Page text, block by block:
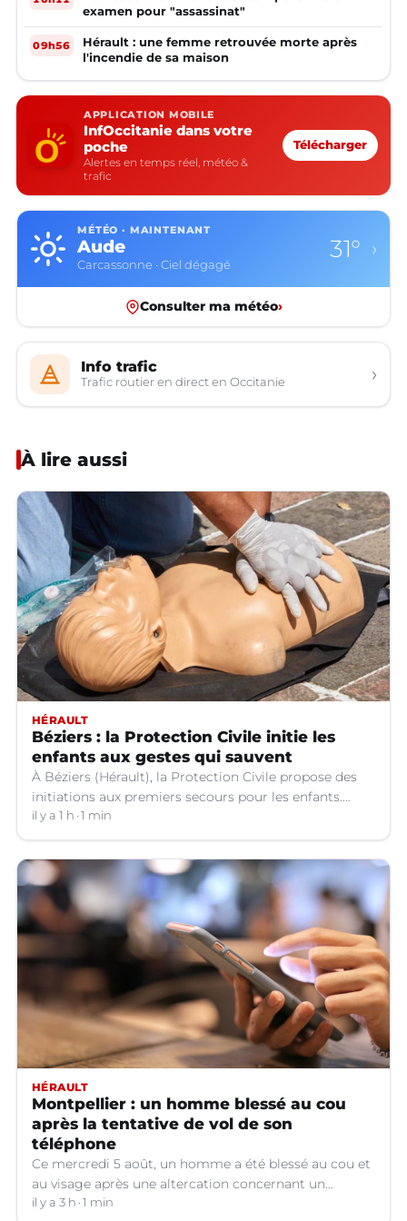
examen pour "assassinat"
09h56
Hérault : une femme retrouvée morte après
l'incendie de sa maison
APPLICATION MOBILE
InfOccitanie dans votre
poche
Alertes en temps réel, météo &
trafic
Télécharger
MÉTÉO · MAINTENANT
Aude
Carcassonne · Ciel dégagé
31° ›
Consulter ma météo›
Info trafic
Trafic routier en direct en Occitanie ›
À lire aussi
HÉRAULT
Béziers : la Protection Civile initie les
enfants aux gestes qui sauvent
À Béziers (Hérault), la Protection Civile propose des
initiations aux premiers secours pour les enfants.
Voici ce qu'il faut savoir.
il y a 1 h 1 min
HÉRAULT
Montpellier : un homme blessé au cou
après la tentative de vol de son
téléphone
Ce mercredi 5 août, un homme a été blessé au cou et
au visage après une altercation concernant un
téléphone portable à Montpellier (Hérault).
il y a 3 h 1 min